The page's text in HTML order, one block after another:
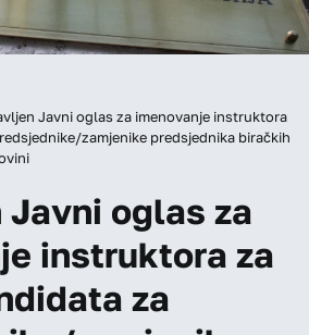
Javni oglas za imenovanje instruktora
zamjenike predsjednika biračkih
oglas za
instruktora za
za